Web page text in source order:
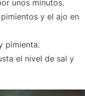
unos minutos.
y el ajo en
pimienta.
el nivel de sal y